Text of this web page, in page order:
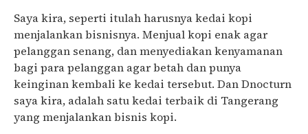
Saya kira, seperti itulah harusnya kedai kopi
menjalankan bisnisnya. Menjual kopi enak agar
pelanggan senang, dan menyediakan kenyamanan
bagi para pelanggan agar betah dan punya
keinginan kembali ke kedai tersebut. Dan Dnocturn
saya kira, adalah satu kedai terbaik di Tangerang
yang menjalankan bisnis kopi.